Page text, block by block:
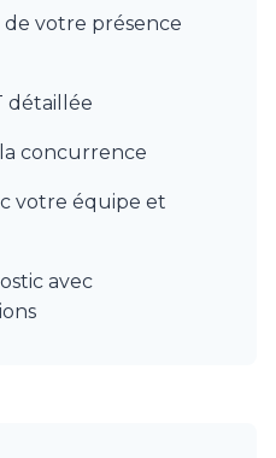
votre présence
détaillée
concurrence
votre équipe et
avec